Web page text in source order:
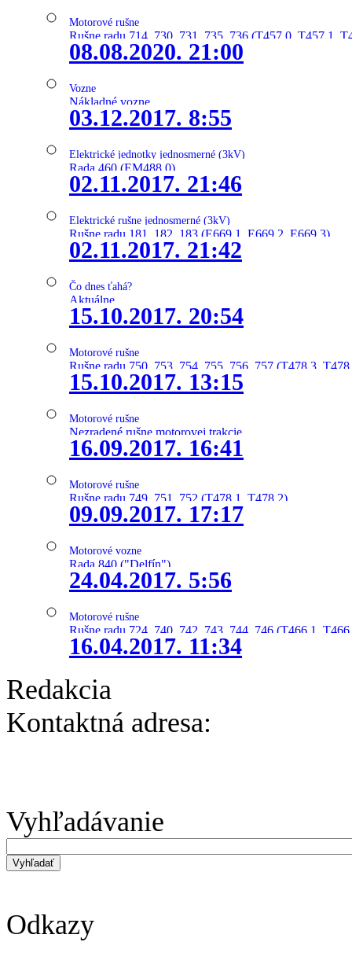
Motorové rušne
Rušne radu 714, 730, 731, 735, 736 (T457.0, T457.1,
08.08.2020. 21:00
Vozne
Nákladné vozne
03.12.2017. 8:55
Elektrické jednotky jednosmerné (3kV)
Rada 460 (EM488.0)
02.11.2017. 21:46
Elektrické rušne jednosmerné (3kV)
Rušne radu 181, 182, 183 (E669.1, E669.2, E669.3)
02.11.2017. 21:42
Čo dnes ťahá?
Aktuálne
15.10.2017. 20:54
Motorové rušne
Rušne radu 750, 753, 754, 755, 756, 757 (T478.3,
15.10.2017. 13:15
Motorové rušne
Nezradené rušne motorovej trakcie
16.09.2017. 16:41
Motorové rušne
Rušne radu 749, 751, 752 (T478.1, T478.2)
09.09.2017. 17:17
Motorové vozne
Rada 840 ("Delfín")
24.04.2017. 5:56
Motorové rušne
Rušne radu 724, 740, 742, 743, 744, 746 (T466.1,
16.04.2017. 11:34
Redakcia
Kontaktná adresa:
Vyhľadávanie
Odkazy